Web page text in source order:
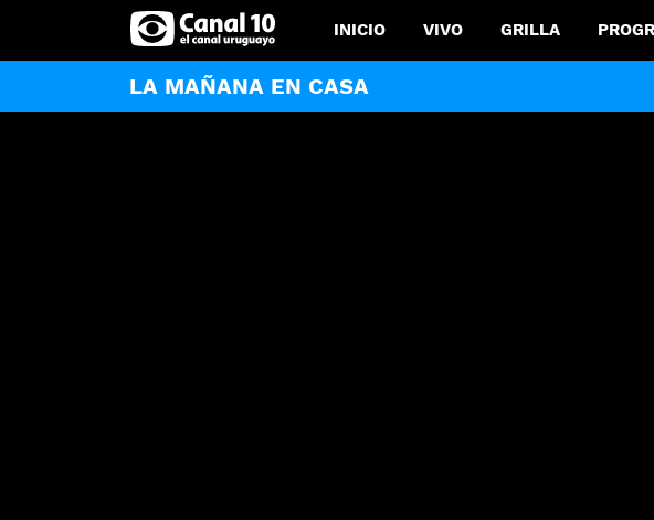
INICIO VIVO GRILLA
LA MAÑANA EN CASA